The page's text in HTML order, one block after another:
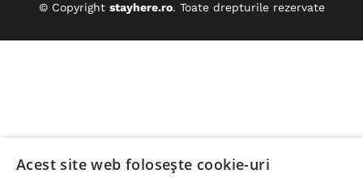
© Copyright stayhere.ro. Toate drepturile rezervate
Acest site web folosește cookie-uri